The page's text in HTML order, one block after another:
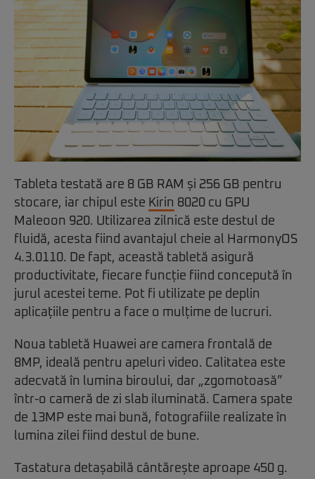
Tableta testată are 8 GB RAM și 256 GB pentru
stocare, iar chipul este Kirin 8020 cu GPU
Maleoon 920. Utilizarea zilnică este destul de
fluidă, acesta fiind avantajul cheie al HarmonyOS
4.3.0110. De fapt, această tabletă asigură
productivitate, fiecare funcție fiind concepută în
jurul acestei teme. Pot fi utilizate pe deplin
aplicațiile pentru a face o mulțime de lucruri.
Noua tabletă Huawei are camera frontală de
8MP, ideală pentru apeluri video. Calitatea este
adecvată în lumina biroului, dar „zgomotoasă”
într-o cameră de zi slab iluminată. Camera spate
de 13MP este mai bună, fotografiile realizate în
lumina zilei fiind destul de bune.
Tastatura detașabilă cântărește aproape 450 g.